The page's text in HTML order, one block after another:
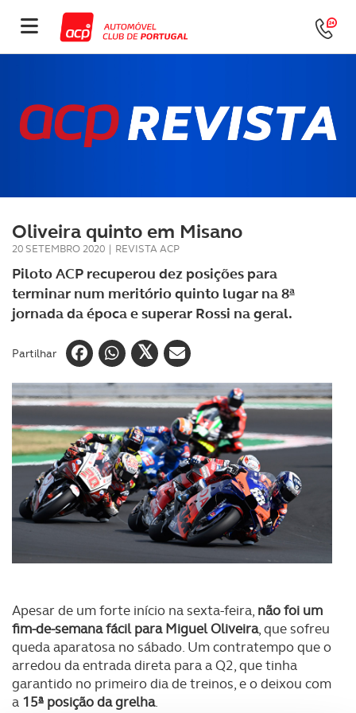
Oliveira quinto em Misano
20 SETEMBRO 2020 | REVISTA ACP
Piloto ACP recuperou dez posições para
terminar num meritório quinto lugar na 8ª
jornada da época e superar Rossi na geral.
Partilhar
Apesar de um forte início na sexta-feira, não foi um
fim-de-semana fácil para Miguel Oliveira, que sofreu
queda aparatosa no sábado. Um contratempo que o
arredou da entrada direta para a Q2, que tinha
garantido no primeiro dia de treinos, e o deixou com
a 15ª posição da grelha.